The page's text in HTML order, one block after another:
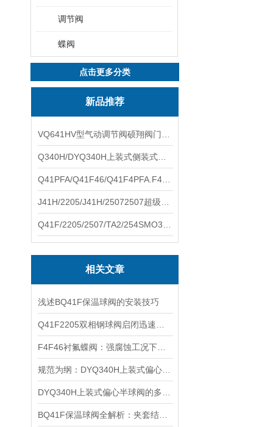
调节阀
蝶阀
点击更多分类
新品推荐
相关文章
浅述BQ41F保温球阀的安装技巧